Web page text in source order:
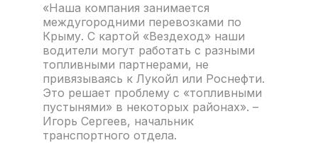
«Наша компания занимается
междугородними перевозками по
Крыму. С картой «Вездеход» наши
водители могут работать с разными
топливными партнерами, не
привязываясь к Лукойл или Роснефти.
Это решает проблему с «топливными
пустынями» в некоторых районах». –
Игорь Сергеев, начальник
транспортного отдела.